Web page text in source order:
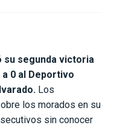
su segunda victoria
0 al Deportivo
Los
los morados en su
sin conocer